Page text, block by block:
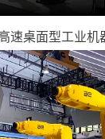
速桌面型工业机